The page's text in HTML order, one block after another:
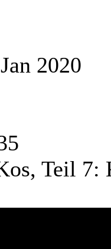
2020
Teil 7: